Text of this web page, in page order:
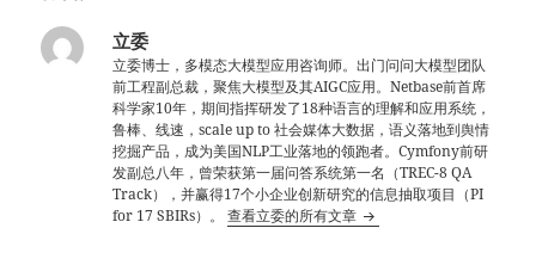
立委
立委博士，多模态大模型应用咨询师。出门问问大模型团队
前工程副总裁，聚焦大模型及其AIGC应用。Netbase前首席
科学家10年，期间指挥研发了18种语言的理解和应用系统，
鲁棒、线速，scale up to 社会媒体大数据，语义落地到舆情
挖掘产品，成为美国NLP工业落地的领跑者。Cymfony前研
发副总八年，曾荣获第一届问答系统第一名（TREC-8 QA
Track），并赢得17个小企业创新研究的信息抽取项目（PI
for 17 SBIRs）。查看立委的所有文章